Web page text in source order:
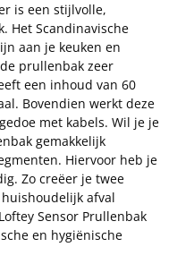
is een stijlvolle,
Het Scandinavische
aan je keuken en
prullenbak zeer
een inhoud van 60
Bovendien werkt deze
met kabels. Wil je je
gemakkelijk
Hiervoor heb je
Zo creëer je twee
afval
Sensor Prullenbak
en hygiënische